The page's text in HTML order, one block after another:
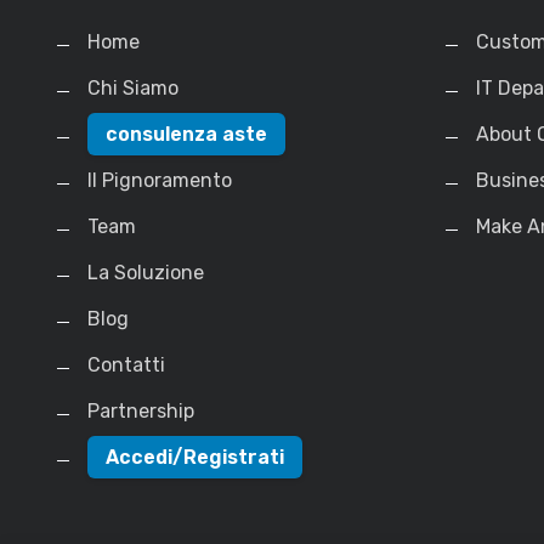
Home
Chi Siamo
consulenza aste
Il Pignoramento
Team
La Soluzione
Blog
Contatti
Partnership
Accedi/Registrati
IT
About
Make